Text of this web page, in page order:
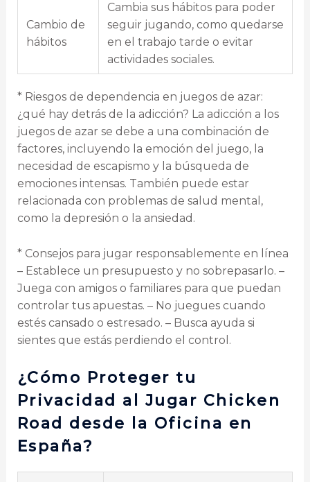
Cambio de
hábitos
Cambia sus hábitos para poder
seguir jugando, como quedarse
en el trabajo tarde o evitar
actividades sociales.
* Riesgos de dependencia en juegos de azar:
¿qué hay detrás de la adicción? La adicción a los
juegos de azar se debe a una combinación de
factores, incluyendo la emoción del juego, la
necesidad de escapismo y la búsqueda de
emociones intensas. También puede estar
relacionada con problemas de salud mental,
como la depresión o la ansiedad.
* Consejos para jugar responsablemente en línea
– Establece un presupuesto y no sobrepasarlo. –
Juega con amigos o familiares para que puedan
controlar tus apuestas. – No juegues cuando
estés cansado o estresado. – Busca ayuda si
sientes que estás perdiendo el control.
¿Cómo Proteger tu
Privacidad al Jugar Chicken
Road desde la Oficina en
España?